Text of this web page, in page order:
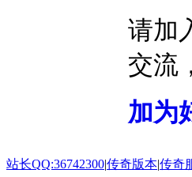
请加
交流
加为
站长QQ:36742300|传奇版本|传奇